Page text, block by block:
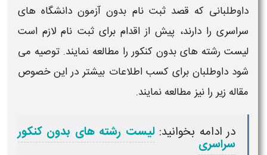
داوطلبانی که قصدثبت نام بدون آزمون دانشگاه های
سراسری را دارند، پیش از اقدام برایثبت ناملازم است
لیست رشته های بدون کنکور را مطالعه نمایند. توصیه می
شود داوطلبان برای کسب اطلاعات بیشتر در این خصوص
مقاله زیر را نیز مطالعه نمایند.
در ادامه بخوانید: لیست رشته های بدون کنکور
سراسری